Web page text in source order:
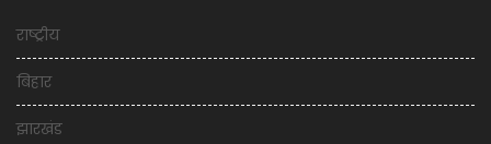
राष्ट्रीय
बिहार
झारखंड